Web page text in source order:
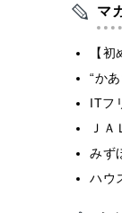
マ
【
“か
ITフ
Ｊ
みず
ハウ